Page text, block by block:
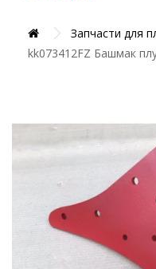
Запчасти для
kk073412FZ Башмак